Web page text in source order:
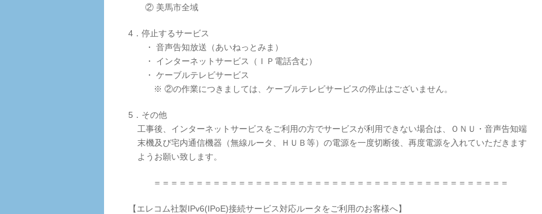
② 美馬市全域
4．停止するサービス
・ 音声告知放送（あいねっとみま）
・ インターネットサービス（ＩＰ電話含む）
・ ケーブルテレビサービス
※ ②の作業につきましては、ケーブルテレビサービスの停止はございません。
5．その他
工事後、インターネットサービスをご利用の方でサービスが利用できない場合は、ＯＮＵ・音声告知端
末機及び宅内通信機器（無線ルータ、ＨＵＢ等）の電源を一度切断後、再度電源を入れていただきます
ようお願い致します。
＝＝＝＝＝＝＝＝＝＝＝＝＝＝＝＝＝＝＝＝＝＝＝＝＝＝＝＝＝＝＝＝＝＝＝＝＝＝＝＝＝＝
【エレコム社製IPv6(IPoE)接続サービス対応ルータをご利用のお客様へ】